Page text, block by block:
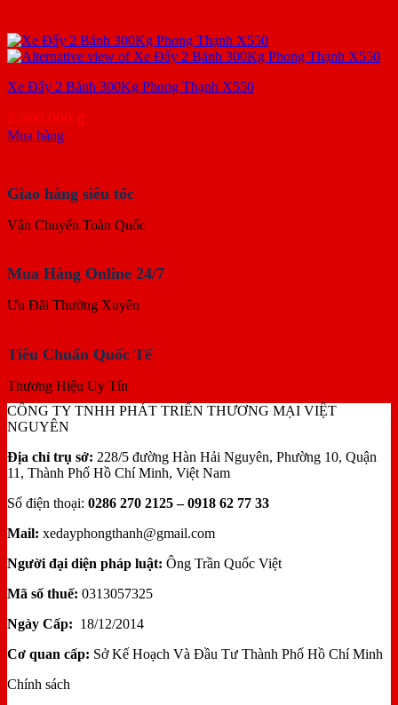
Xe Đẩy 2 Bánh 300Kg Phong Thạnh X550
2.360.000 ₫
Mua hàng
Giao hàng siêu tốc
Vận Chuyển Toàn Quốc
Mua Hàng Online 24/7
Ưu Đãi Thường Xuyên
Tiêu Chuẩn Quốc Tế
Thương Hiệu Uy Tín
CÔNG TY TNHH PHÁT TRIỂN THƯƠNG MẠI VIỆT
NGUYÊN
Địa chỉ trụ sở: 228/5 đường Hàn Hải Nguyên, Phường 10, Quận
11, Thành Phố Hồ Chí Minh, Việt Nam
Số điện thoại: 0286 270 2125 – 0918 62 77 33
Mail: xedayphongthanh@gmail.com
Người đại diện pháp luật: Ông Trần Quốc Việt
Mã số thuế: 0313057325
Ngày Cấp: 18/12/2014
Cơ quan cấp: Sở Kế Hoạch Và Đầu Tư Thành Phố Hồ Chí Minh
Chính sách